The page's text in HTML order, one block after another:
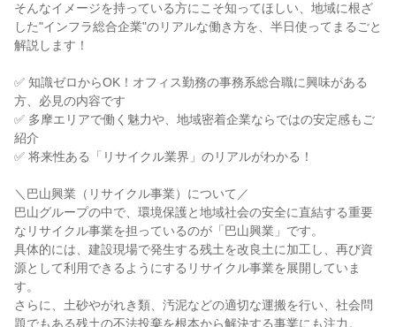
そんなイメージを持っている方にこそ知ってほしい、地域に根ざ
した"インフラ総合企業"のリアルな働き方を、半日使ってまるごと
解説します！
✅ 知識ゼロからOK！オフィス勤務の事務系総合職に興味がある
方、必見の内容です
✅ 多摩エリアで働く魅力や、地域密着企業ならではの安定感もご
紹介
✅ 将来性ある「リサイクル業界」のリアルがわかる！
＼巴山興業（リサイクル事業）について／
巴山グループの中で、環境保護と地域社会の安全に直結する重要
なリサイクル事業を担っているのが「巴山興業」です。
具体的には、建設現場で発生する残土を改良土に加工し、再び資
源として利用できるようにするリサイクル事業を展開していま
す。
さらに、土砂やがれき類、汚泥などの適切な運搬を行い、社会問
題でもある残土の不法投棄を根本から解決する事業にも注力。